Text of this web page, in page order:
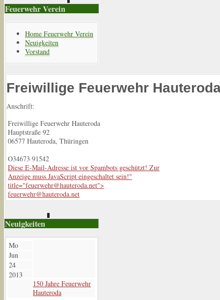
Feuerwehr Verein
Home Feuerwehr Verein
Neuigkeiten
Vorstand
Freiwillige Feuerwehr
Anschrift:
Freiwillige Feuerwehr Hauteroda
Hauptstraße 92
06577 Hauteroda, Thüringen
O34673 91542
Diese E-Mail-Adresse ist vor Spambots geschützt! Zur
Anzeige muss JavaScript eingeschaltet sein!"
title="feuerwehr@hauteroda.net">
feuerwehr@hauteroda.net
Neuigkeiten
Mo
Jun
24
2013
150 Jahre Feuerwehr
Hauteroda